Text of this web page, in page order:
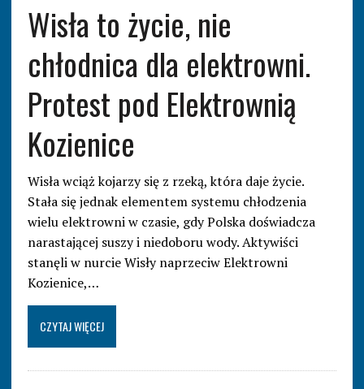
Wisła to życie, nie
chłodnica dla elektrowni.
Protest pod Elektrownią
Kozienice
Wisła wciąż kojarzy się z rzeką, która daje życie.
Stała się jednak elementem systemu chłodzenia
wielu elektrowni w czasie, gdy Polska doświadcza
narastającej suszy i niedoboru wody. Aktywiści
stanęli w nurcie Wisły naprzeciw Elektrowni
Kozienice,…
CZYTAJ WIĘCEJ